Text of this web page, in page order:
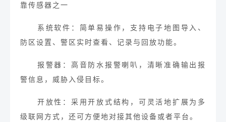
靠传感器之一
系统软件： 简单易操作，支持电子地图导入、
防区设置、警区实时查看、记录与回放功能。
报警器： 高音防水报警喇叭，清晰准确输出报
警信息，威胁入侵目标。
开放性： 采用开放式结构，可灵活地扩展为多
级联网方式， 还可方便地对接其他设备或者平台。